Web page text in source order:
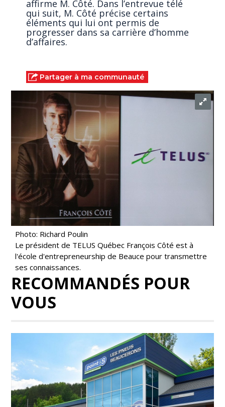
affirme M. Côté. Dans l’entrevue télé
qui suit, M. Côté précise certains
éléments qui lui ont permis de
progresser dans sa carrière d’homme
d’affaires.
Partager à ma communauté
Photo: Richard Poulin
Le président de TELUS Québec François Côté est à
l'école d'entrepreneurship de Beauce pour transmettre
ses connaissances.
RECOMMANDÉS POUR
VOUS